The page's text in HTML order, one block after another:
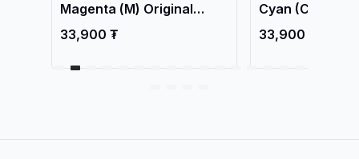
Magenta (М) Original
/L3218, L3219.../
33,900 ₮
Cyan (C)
L3219.../
33,900 ₮